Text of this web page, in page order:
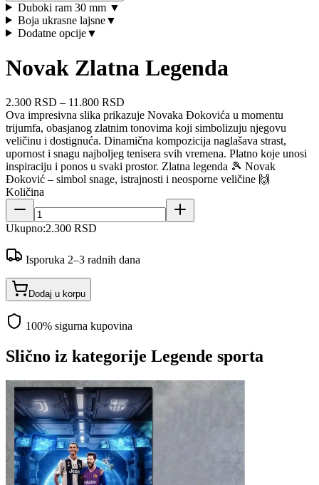
Duboki ram 30 mm ▼
Boja ukrasne lajsne▼
Dodatne opcije▼
Novak Zlatna Legenda
2.300 RSD – 11.800 RSD
Ova impresivna slika prikazuje Novaka Đokovića u momentu
trijumfa, obasjanog zlatnim tonovima koji simbolizuju njegovu
veličinu i dostignuća. Dinamična kompozicija naglašava strast,
upornost i snagu najboljeg tenisera svih vremena. Platno koje unosi
inspiraciju i ponos u svaki prostor. Zlatna legenda 🎾 Novak
Đoković – simbol snage, istrajnosti i neosporne veličine 🙌
Količina
Ukupno:2.300 RSD
Isporuka 2–3 radnih dana
Dodaj u korpu
100% sigurna kupovina
Slično iz kategorije Legende sporta